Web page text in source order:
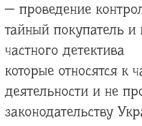
— проведение
тайный покупатель и
частного детектива
которые относятся к
деятельности и не
законодательству